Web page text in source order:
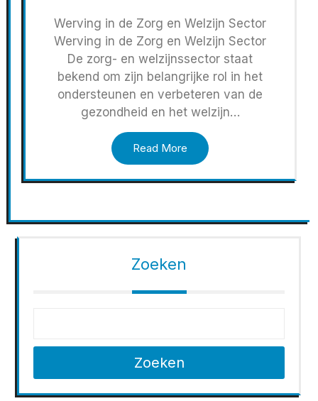
Werving in de Zorg en Welzijn Sector
Werving in de Zorg en Welzijn Sector
De zorg- en welzijnssector staat
bekend om zijn belangrijke rol in het
ondersteunen en verbeteren van de
gezondheid en het welzijn…
Read More
Zoeken
Zoeken